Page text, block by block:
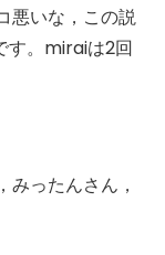
悪いな，この説
す。miraiは2回
ったんさん，